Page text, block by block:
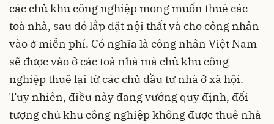
các chủ khu công nghiệp mong muốn thuê các
toà nhà, sau đó lắp đặt nội thất và cho công nhân
vào ở miễn phí. Có nghĩa là công nhân Việt Nam
sẽ được vào ở các toà nhà mà chủ khu công
nghiệp thuê lại từ các chủ đầu tư nhà ở xã hội.
Tuy nhiên, điều này đang vướng quy định, đối
tượng chủ khu công nghiệp không được thuê nhà